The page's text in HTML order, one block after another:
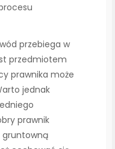
przebiega w
przedmiotem
prawnika może
jednak
prawnik
gruntowną